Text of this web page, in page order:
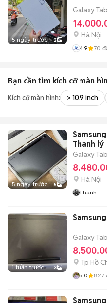
5 ngày trước 2
Galaxy
Hà Nội
4.9 70
Bạn cần tìm kích cỡ màn
Kích cỡ màn hình: > 10.9 inch
5 ngày trước 5
Thanh lý
Galaxy
Hà Nội
Thanh
1 tuần trước 3
Galaxy
Tp Hồ
5.0 827